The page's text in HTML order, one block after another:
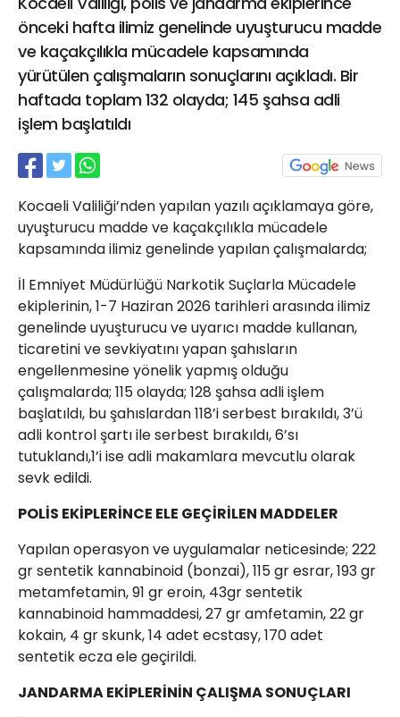
önceki hafta ilimiz genelinde uyuşturucu madde
ve kaçakçılıkla mücadele kapsamında
yürütülen çalışmaların sonuçlarını açıkladı. Bir
haftada toplam 132 olayda; 145 şahsa adli
işlem başlatıldı
Kocaeli Valiliği’nden yapılan yazılı açıklamaya göre,
uyuşturucu madde ve kaçakçılıkla mücadele
kapsamında ilimiz genelinde yapılan çalışmalarda;
İl Emniyet Müdürlüğü Narkotik Suçlarla Mücadele
ekiplerinin, 1-7 Haziran 2026 tarihleri arasında ilimiz
genelinde uyuşturucu ve uyarıcı madde kullanan,
ticaretini ve sevkiyatını yapan şahısların
engellenmesine yönelik yapmış olduğu
çalışmalarda; 115 olayda; 128 şahsa adli işlem
başlatıldı, bu şahıslardan 118’i serbest bırakıldı, 3’ü
adli kontrol şartı ile serbest bırakıldı, 6’sı
tutuklandı,1’i ise adli makamlara mevcutlu olarak
sevk edildi.
POLİS EKİPLERİNCE ELE GEÇİRİLEN MADDELER
Yapılan operasyon ve uygulamalar neticesinde; 222
gr sentetik kannabinoid (bonzai), 115 gr esrar, 193 gr
metamfetamin, 91 gr eroin, 43gr sentetik
kannabinoid hammaddesi, 27 gr amfetamin, 22 gr
kokain, 4 gr skunk, 14 adet ecstasy, 170 adet
sentetik ecza ele geçirildi.
JANDARMA EKİPLERİNİN ÇALIŞMA SONUÇLARI
21 Gölcük
02624132333
haber@golcukpostasi.com